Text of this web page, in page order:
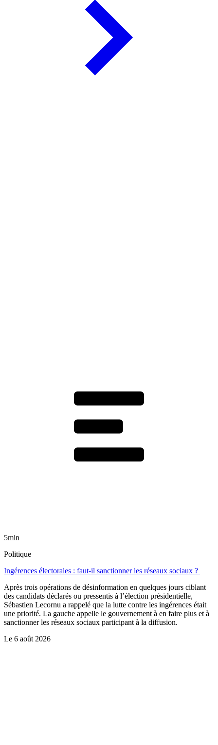
5min
Politique
Ingérences électorales : faut-il sanctionner les réseaux sociaux ?
Après trois opérations de désinformation en quelques jours ciblant
des candidats déclarés ou pressentis à l’élection présidentielle,
Sébastien Lecornu a rappelé que la lutte contre les ingérences était
une priorité. La gauche appelle le gouvernement à en faire plus et à
sanctionner les réseaux sociaux participant à la diffusion.
Le 6 août 2026